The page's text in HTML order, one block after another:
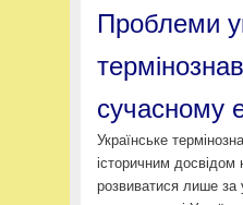
Проблеми
сучасному
Українське
історичним
розвиватися лише за